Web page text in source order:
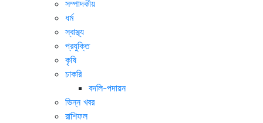
সম্পাদকীয়
ধর্ম
স্বাস্থ্য
প্রযুক্তি
কৃষি
চাকরি
বদলি-পদায়ন
ভিন্ন খবর
রাশিফল